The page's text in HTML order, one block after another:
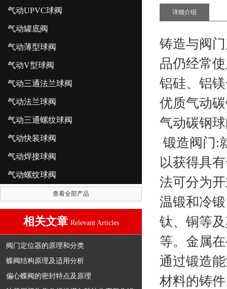
气动UPVC球阀
气动罐底阀
气动薄型球阀
气动V型球阀
气动三通法兰球阀
气动法兰球阀
气动三通螺纹球阀
气动快装球阀
气动焊接球阀
气动螺纹球阀
查看全部产品
相关文章 Relevant Articles
阀门定位器的原理和分类
蝶阀结构原理及适用分析
偏心蝶阀的密封特点及原理
详细介绍
铸造与阀
品仍经常
铝硅、铝
优质气动
气动碳钢
锻造阀门:
以获得具
法可分为
温锻和冷
钛、铜等
等。金属
通过锻造
材料的铸